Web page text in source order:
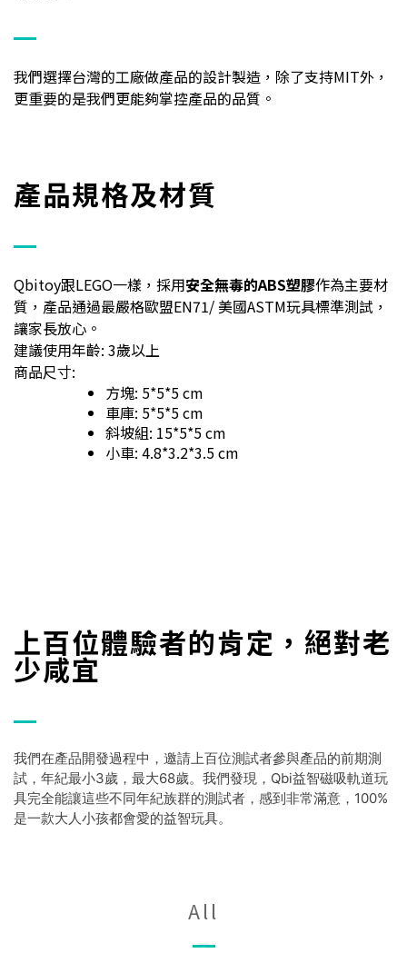
我們選擇台灣的工廠做產品的設計製造，除了支持MIT外，
更重要的是我們更能夠掌控產品的品質。
產品規格及材質
Qbitoy跟LEGO一樣，採用安全無毒的ABS塑膠作為主要材
質，產品通過最嚴格歐盟EN71/ 美國ASTM玩具標準測試，
讓家長放心。
建議使用年齡: 3歲以上
商品尺寸:
方塊: 5*5*5 cm
車庫: 5*5*5 cm
斜坡組: 15*5*5 cm
小車: 4.8*3.2*3.5 cm
上百位體驗者的肯定，絕對老
少咸宜
我們在產品開發過程中，邀請上百位測試者參與產品的前期測
試，年紀最小3歲，最大68歲。我們發現，Qbi益智磁吸軌道玩
具完全能讓這些不同年紀族群的測試者 ，感到非常滿意，100%
是一款大人小孩都會愛的益智玩具。
All